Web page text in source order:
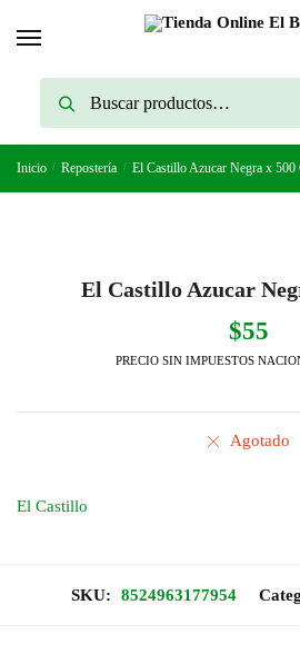
Buscar
Inicio / Repostería / El Castillo Azucar Negra x 500
El Castillo Azucar
$55
PRECIO SIN IMPUESTOS
Agotado
El Castillo
SKU: 8524963177954